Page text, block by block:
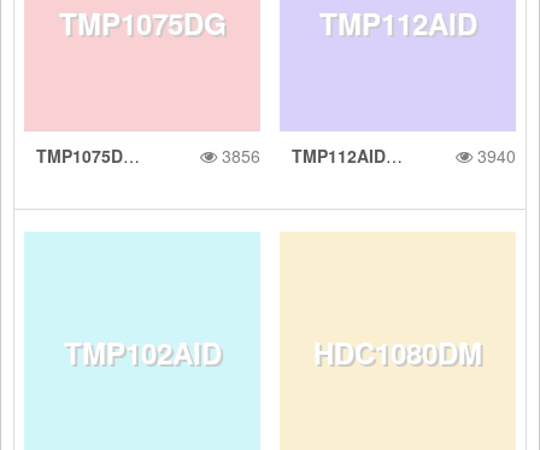
度传感器 器
TMP1075DG
KR 温度传感
3856
TMP1075DGKR 温度传感器，性能已升级，与业界通用 LM75/TMP75 相当
TMP112AID
RLR 接口且
3940
TMP112AIDRLR 接口且工作电压为 1.4V 的 ±0.5°C 温度传感器，支持报警功能
TMP102AID HDC1080DM